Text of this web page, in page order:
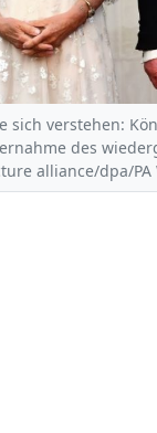
sich verstehen:
des
alliance/dpa/PA